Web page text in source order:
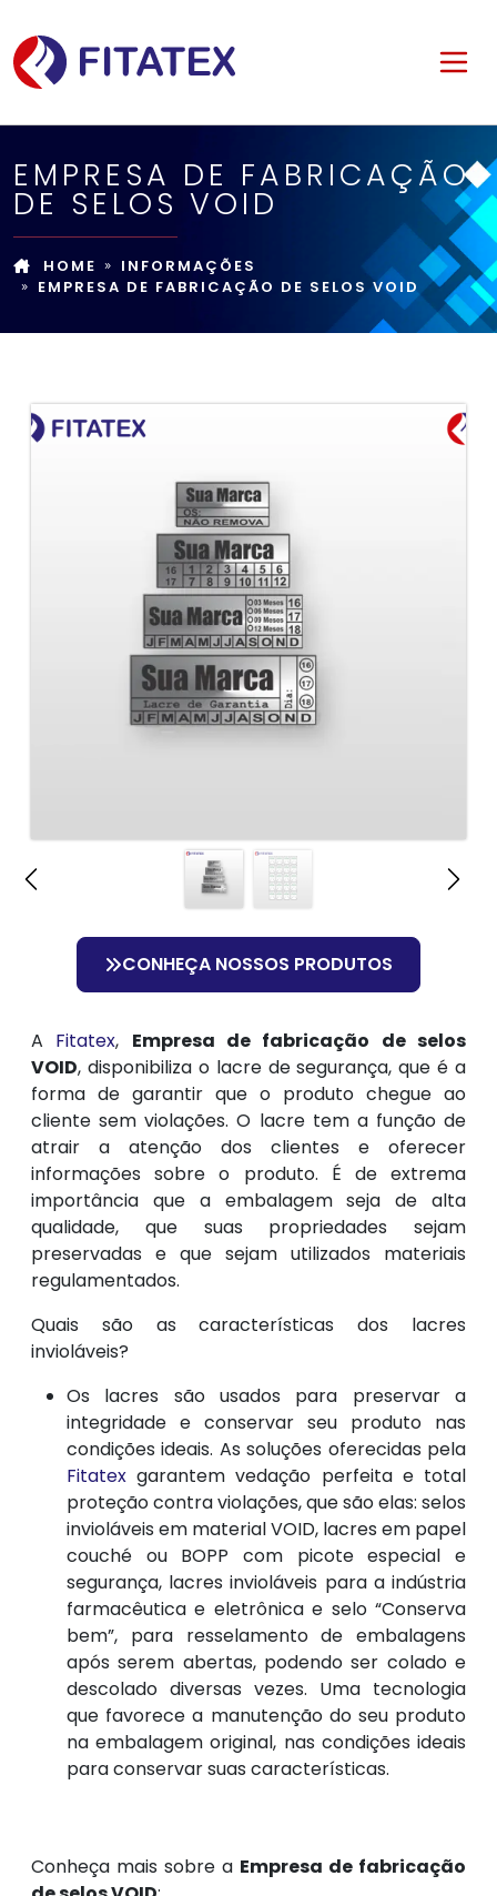
EMPRESA DE FABRICAÇÃO
DE SELOS VOID
HOME
INFORMAÇÕES
EMPRESA DE FABRICAÇÃO DE SELOS VOID
A Fitatex, Empresa de fabricação de selos
VOID, disponibiliza o lacre de segurança, que é a
forma de garantir que o produto chegue ao
cliente sem violações. O lacre tem a função de
atrair a atenção dos clientes e oferecer
informações sobre o produto. É de extrema
importância que a embalagem seja de alta
qualidade, que suas propriedades sejam
preservadas e que sejam utilizados materiais
regulamentados.
Quais são as características dos lacres
invioláveis?
Os lacres são usados para preservar a
integridade e conservar seu produto nas
condições ideais. As soluções oferecidas pela
Fitatex garantem vedação perfeita e total
proteção contra violações, que são elas: selos
invioláveis em material VOID, lacres em papel
couché ou BOPP com picote especial e
segurança, lacres invioláveis para a indústria
farmacêutica e eletrônica e selo “Conserva
bem”, para resselamento de embalagens
após serem abertas, podendo ser colado e
descolado diversas vezes. Uma tecnologia
que favorece a manutenção do seu produto
na embalagem original, nas condições ideais
para conservar suas características.
CONHEÇA NOSSOS PRODUTOS
Conheça mais sobre a Empresa de fabricação